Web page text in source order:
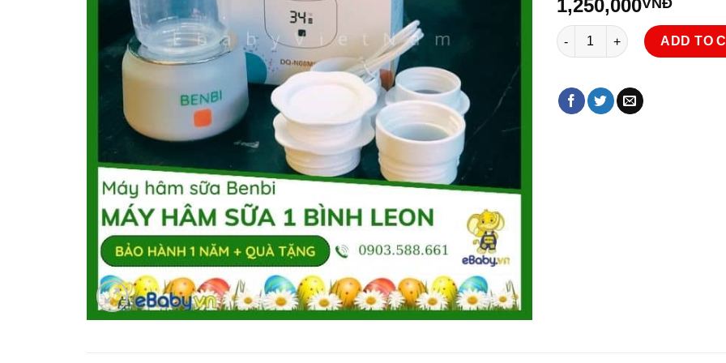
1,250,000VNĐ
Máy Hâm Sữa 1 Bình Leon |
ADD TO